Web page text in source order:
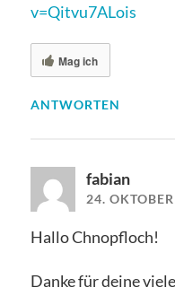
v=Qitvu7ALois
Mag ich
ANTWORTEN
fabian
24.
Hallo Chnopfloch!
Danke für deine